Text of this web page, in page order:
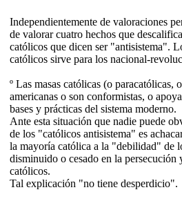
Independientemente de valoraciones
de valorar cuatro hechos que
católicos que dicen ser "antisistema".
católicos sirve para los nacional-
º Las masas católicas (o paracatólicas,
americanas o son conformistas, o
bases y prácticas del sistema moderno.
Ante esta situación que nadie puede
de los "católicos antisistema" es
la mayoría católica a la "debilidad" de
disminuido o cesado en la persecución
católicos.
Tal explicación "no tiene desperdicio".